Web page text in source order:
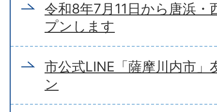
令和8年7月11日から唐浜・
プンします
市公式LINE「薩摩川内市」
ン